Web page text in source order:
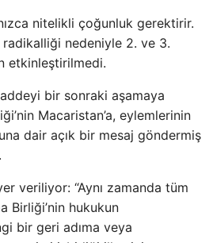
nitelikli çoğunluk gerektirir.
nedeniyle 2. ve 3.
etkinleştirilmedi.
bir sonraki aşamaya
Macaristan’a, eylemlerinin
dair açık bir mesaj göndermiş
veriliyor: “Aynı zamanda tüm
Birliği’nin hukukun
bir geri adıma veya